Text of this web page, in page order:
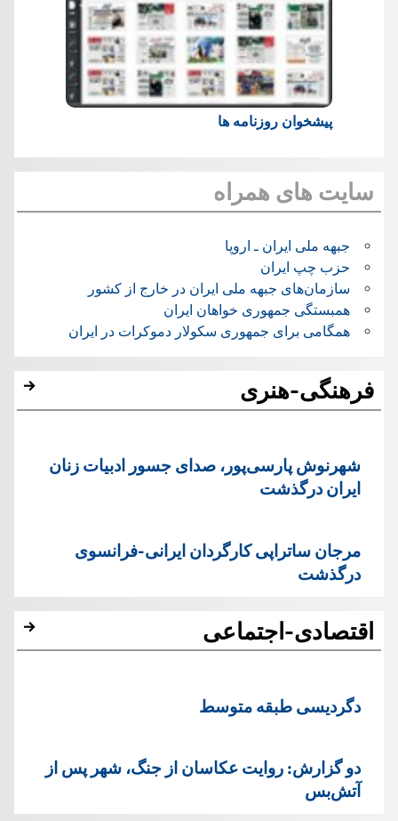
پیشخوان روزنامه ها
سایت های همراه
جبهه ملی ایران ـ اروپا
حزب چپ ایران
سازمان‌های جبهه ملی ایران در خارج از کشور
همبستگی جمهوری خواهان ایران
همگامی برای جمهوری سکولار دموکرات در ایران
فرهنگی-هنری
شهرنوش پارسی‌پور، صدای جسور ادبیات زنان
ایران درگذشت
مرجان ساتراپی کارگردان ایرانی-فرانسوی
درگذشت
اقتصادی-اجتماعی
دگردیسی طبقه متوسط
دو گزارش: روایت عکاسان از جنگ، شهر پس از
آتش‌بس